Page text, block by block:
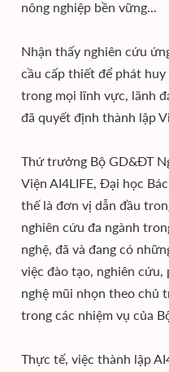
nông nghiệp bền vững...
Nhận thấy nghiên cứu
cầu cấp thiết để phát
trong mọi lĩnh vực, lãnh
đã quyết định thành lập
Thứ trưởng Bộ GD&ĐT
Viện AI4LIFE, Đại học
thế là đơn vị dẫn đầu
nghiên cứu đa ngành
nghệ, đã và đang có
việc đào tạo, nghiên
nghệ mũi nhọn theo chủ
trong các nhiệm vụ của
Thực tế, việc thành lập